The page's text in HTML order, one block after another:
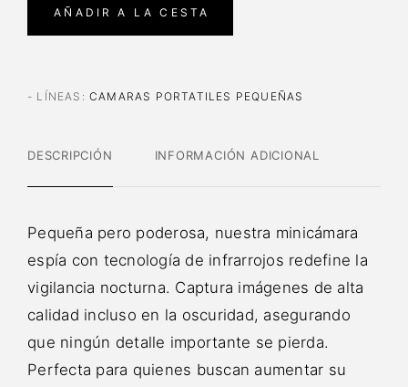
AÑADIR A LA CESTA
- LÍNEAS :CAMARAS PORTATILES PEQUEÑAS
DESCRIPCIÓN INFORMACIÓN ADICIONAL
Pequeña pero poderosa, nuestra minicámara
espía con tecnología de infrarrojos redefine la
vigilancia nocturna. Captura imágenes de alta
calidad incluso en la oscuridad, asegurando
que ningún detalle importante se pierda.
Perfecta para quienes buscan aumentar su